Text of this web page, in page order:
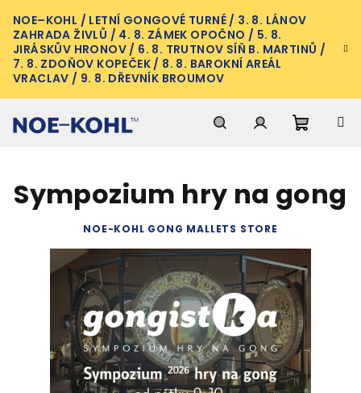
na
obsah
NOE–KOHL / LETNÍ GONGOVÉ TURNÉ / 3. 8. LÁNOV
ZAHRADA ŽIVLŮ / 4. 8. ZÁMEK OPOČNO / 5. 8.
JIRÁSKŮV HRONOV / 6. 8. TRUTNOV SÍŇ B. MARTINŮ /
7. 8. ZDOŇOV KOPEČEK / 8. 8. BAROKNÍ AREÁL
VRACLAV / 9. 8. DŘEVNÍK BROUMOV
košík
Sympozium hry na gong
NOE-KOHL GONG MALLETS STORE